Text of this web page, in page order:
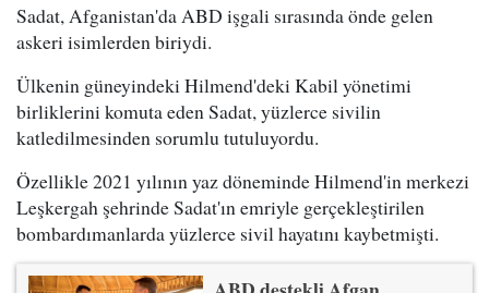
Sadat, Afganistan'da ABD işgali sırasında önde gelen
askeri isimlerden biriydi.
Ülkenin güneyindeki Hilmend'deki Kabil yönetimi
birliklerini komuta eden Sadat, yüzlerce sivilin
katledilmesinden sorumlu tutuluyordu.
Özellikle 2021 yılının yaz döneminde Hilmend'in merkezi
Leşkergah şehrinde Sadat'ın emriyle gerçekleştirilen
bombardımanlarda yüzlerce sivil hayatını kaybetmişti.